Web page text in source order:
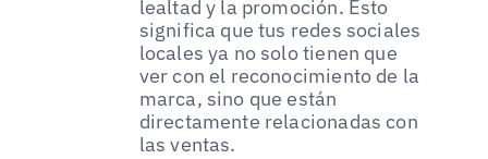
lealtad y la promoción. Esto
significa que tus redes sociales
locales ya no solo tienen que
ver con el reconocimiento de la
marca, sino que están
directamente relacionadas con
las ventas.